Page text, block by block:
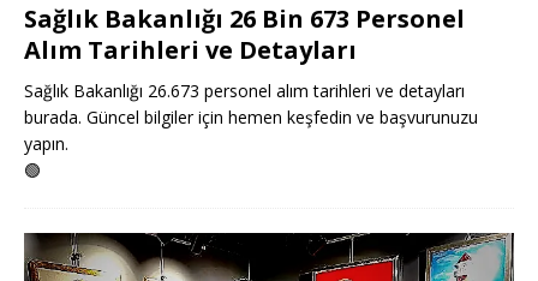
Sağlık Bakanlığı 26 Bin 673 Personel
Alım Tarihleri ve Detayları
Sağlık Bakanlığı 26.673 personel alım tarihleri ve detayları
burada. Güncel bilgiler için hemen keşfedin ve başvurunuzu
yapın.
🟢